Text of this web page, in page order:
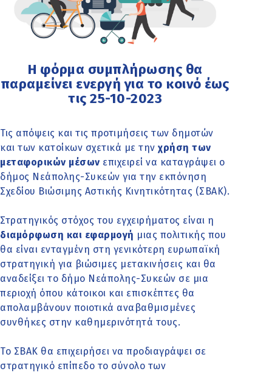
Η φόρμα συμπλήρωσης θα
παραμείνει ενεργή για το κοινό έως
τις 25-10-2023
Τις απόψεις και τις προτιμήσεις των δημοτών
και των κατοίκων σχετικά με την χρήση των
μεταφορικών μέσων επιχειρεί να καταγράψει ο
δήμος Νεάπολης-Συκεών για την εκπόνηση
Σχεδίου Βιώσιμης Αστικής Κινητικότητας (ΣΒΑΚ).
Στρατηγικός στόχος του εγχειρήματος είναι η
διαμόρφωση και εφαρμογή μιας πολιτικής που
θα είναι ενταγμένη στη γενικότερη ευρωπαϊκή
στρατηγική για βιώσιμες μετακινήσεις και θα
αναδείξει το δήμο Νεάπολης-Συκεών σε μια
περιοχή όπου κάτοικοι και επισκέπτες θα
απολαμβάνουν ποιοτικά αναβαθμισμένες
συνθήκες στην καθημερινότητά τους.
Το ΣΒΑΚ θα επιχειρήσει να προδιαγράψει σε
στρατηγικό επίπεδο το σύνολο των